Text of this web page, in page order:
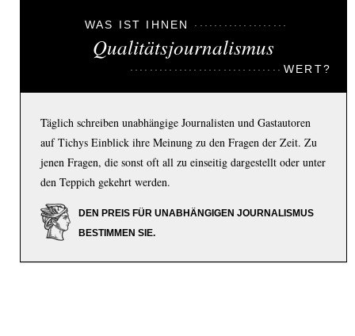
WAS IST IHNEN
Qualitätsjournalismus
WERT?
Täglich schreiben unabhängige Journalisten und Gastautoren
auf Tichys Einblick ihre Meinung zu den Fragen der Zeit. Zu
jenen Fragen, die sonst oft all zu einseitig dargestellt oder unter
den Teppich gekehrt werden.
DEN PREIS FÜR UNABHÄNGIGEN JOURNALISMUS
BESTIMMEN SIE.